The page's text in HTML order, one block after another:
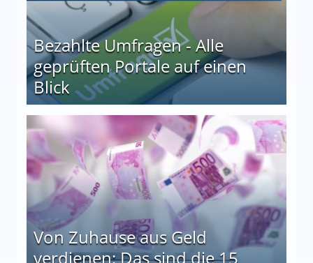
Bezahlte Umfragen - Alle
geprüften Portale auf einen
Blick
auf einen Blick
Von Zuhause aus Geld
verdienen: Das sind die 15